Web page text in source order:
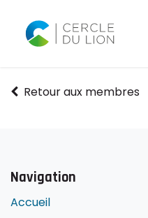
Retour aux membres
Navigation
Accueil